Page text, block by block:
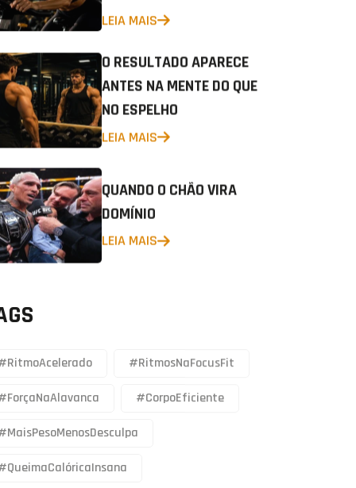
LEIA MAIS
O RESULTADO APARECE
ANTES NA MENTE DO QUE
NO ESPELHO
LEIA MAIS
QUANDO O CHÃO VIRA
DOMÍNIO
LEIA MAIS
#RitmosNaFocusFit
#CorpoEficiente